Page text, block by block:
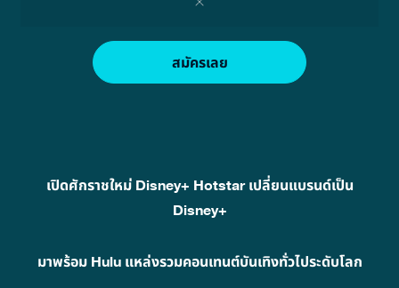
สมัครเลย
เปิดศักราชใหม่ Disney+ Hotstar เปลี่ยนแบรนด์เป็น
Disney+
มาพร้อม Hulu แหล่งรวมคอนเทนต์บันเทิงทั่วไประดับโลก